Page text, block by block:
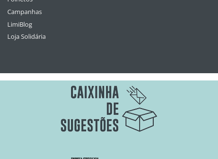
Campanhas
LimiBlog
Loja Solidária